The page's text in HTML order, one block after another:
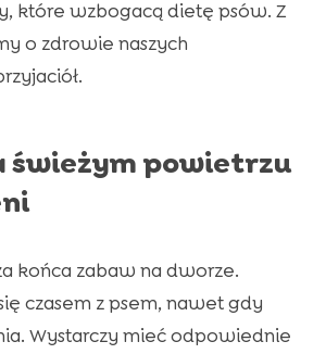
które wzbogacą dietę psów. Z
o zdrowie naszych
świeżym powietrzu
końca zabaw na dworze.
czasem z psem, nawet gdy
Wystarczy mieć odpowiednie